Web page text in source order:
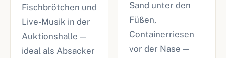
Fischbrötchen und
Live-Musik in der
Auktionshalle —
ideal als Absacker
Sand unter den
Füßen,
Containerriesen
vor der Nase —